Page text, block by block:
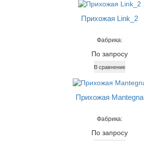
Прихожая Link_2
Фабрика:
По запросу
В сравнение
Прихожая Mantegna
Фабрика:
По запросу